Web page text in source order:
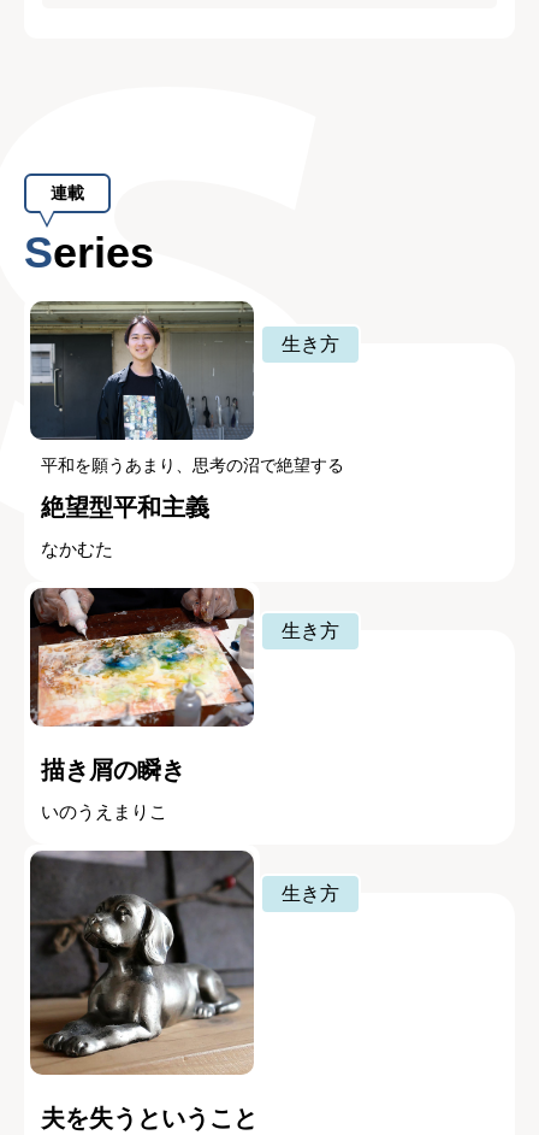
連載
Series
生き方
平和を願うあまり、思考の沼で絶望する
絶望型平和主義
なかむた
生き方
描き屑の瞬き
いのうえまりこ
生き方
夫を失うということ